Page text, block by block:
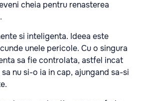
cheia pentru renasterea
si inteligenta. Ideea este
unele pericole. Cu o singura
sa fie controlata, astfel incat
nu si-o ia in cap, ajungand sa-si